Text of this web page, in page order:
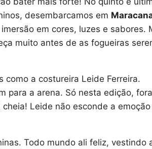
desembarcamos em
em cores, luzes e sabores.
muito antes de as fogueiras
a costureira Leide Ferreira.
para a arena. Só nesta edição,
Leide não esconde a
Todo mundo ali feliz, vestindo